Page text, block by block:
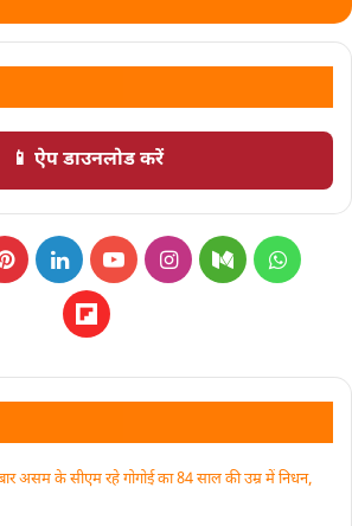
📱 ऐप डाउनलोड करें
असम के सीएम रहे गोगोई का 84 साल की उम्र में निधन,